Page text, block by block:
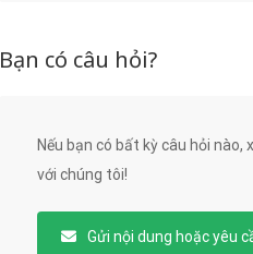
Bạn có câu hỏi?
Nếu bạn có bất kỳ câu hỏi nào,
với chúng tôi!
Gửi nội dung hoặc yêu